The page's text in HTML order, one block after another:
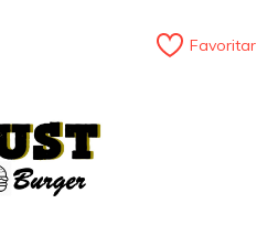
Favoritar